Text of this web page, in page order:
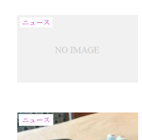
ニュース
ニュース